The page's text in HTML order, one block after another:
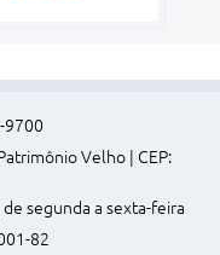
9700
Velho | CEP:
segunda a sexta-feira
82